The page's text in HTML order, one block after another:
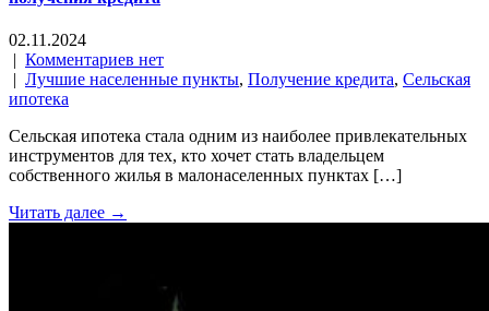
02.11.2024
| Комментариев нет
| Лучшие населенные пункты, Получение кредита, Сельская
ипотека
Сельская ипотека стала одним из наиболее привлекательных
инструментов для тех, кто хочет стать владельцем
собственного жилья в малонаселенных пунктах […]
Читать далее →